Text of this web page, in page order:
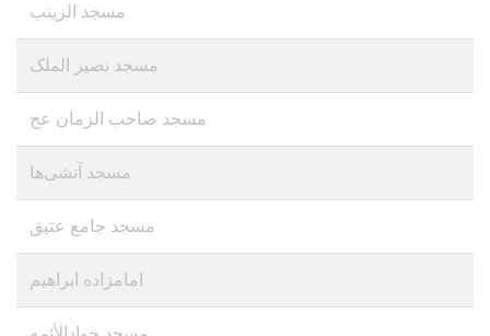
مسجد الزینب
مسجد نصیر الملک
مسجد صاحب الزمان عج
مسجد آتشی‌ها
مسجد جامع عتیق
امامزاده ابراهیم